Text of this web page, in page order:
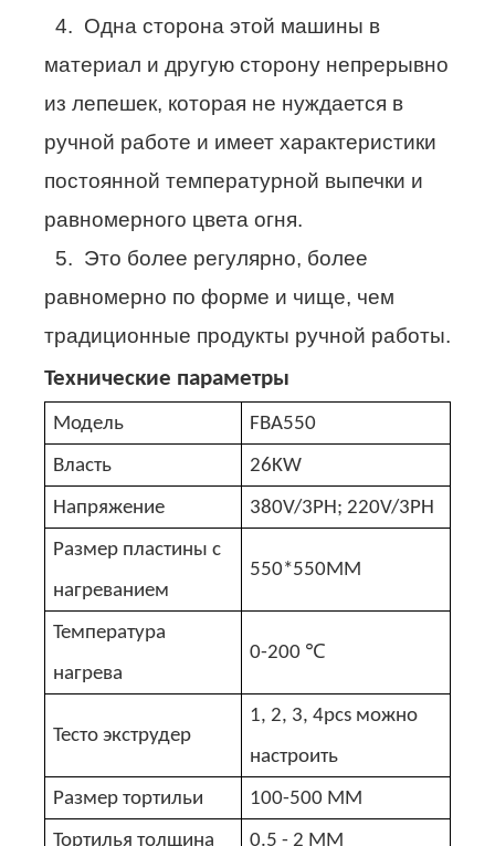
4. Одна сторона этой машины в
материал и другую сторону непрерывно
из лепешек, которая не нуждается в
ручной работе и имеет характеристики
постоянной температурной выпечки и
равномерного цвета огня.
5. Это более регулярно, более
равномерно по форме и чище, чем
традиционные продукты ручной работы.
Технические параметры
Модель
FBA550
Власть
26KW
Напряжение
380V/3PH; 220V/3PH
Размер пластины с
нагреванием
550*550MM
Температура
нагрева
0-200 ℃
Тесто экструдер
1, 2, 3, 4pcs можно
настроить
Размер тортильи
100-500 MM
Тортилья толщина
0.5 - 2 MM